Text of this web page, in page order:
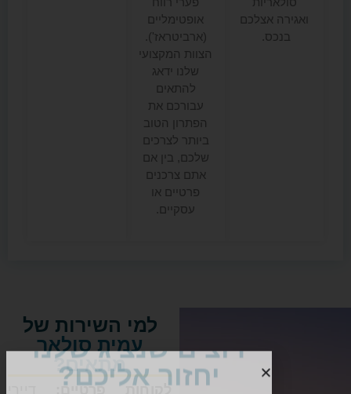
אופטימליים
(ארביטראז').
למי השירות של
עמית סולאר
מתאים?
לקוחות פרטיים:
דיירי